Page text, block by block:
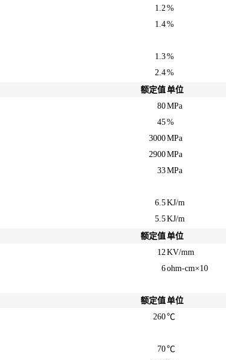
1.2%
1.4%
1.3%
2.4%
额定值单位
80MPa
45%
3000MPa
2900MPa
33MPa
6.5KJ/m
5.5KJ/m
额定值单位
12KV/mm
6ohm-cm×10
额定值单位
260℃
70℃